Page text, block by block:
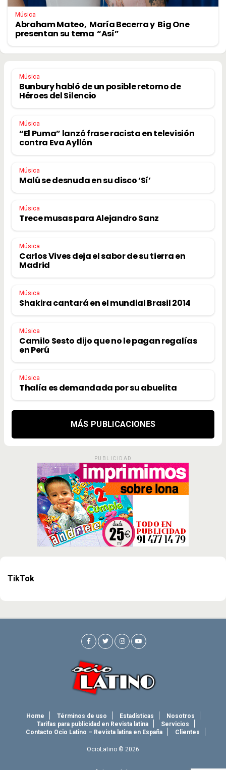
Música
Abraham Mateo, María Becerra y Big One
presentan su tema “Así”
Música
Bunbury habló de un posible retorno de
Héroes del Silencio
Música
“El Puma” lanzó frase racista en televisión
contra Eva Ayllón
Música
Malú se desnuda en su disco ‘Sí’
Música
Trece musas para Alejandro Sanz
Música
Carlos Vives deja el sabor de su tierra en
Madrid
Música
Shakira cantará en el mundial Brasil 2014
Música
Camilo Sesto dijo que no le pagan regalías
en Perú
Música
Thalía es demandada por su abuelita
MÁS PUBLICACIONES
PUBLICIDAD
TikTok
Home Términos de uso Estadísticas
Nosotros
Tarifas para publicidad en Revista latina
Servicios
Contacto Ocio Latino – Revista latina en España
Clientes
OcioLatino © 2026